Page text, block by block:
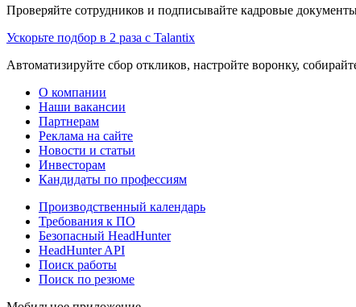
Проверяйте сотрудников и подписывайте кадровые
Ускорьте подбор в 2 раза с Talantix
Автоматизируйте сбор откликов, настройте воронку,
О компании
Наши вакансии
Партнерам
Реклама на сайте
Новости и статьи
Инвесторам
Кандидаты по профессиям
Производственный календарь
Требования к ПО
Безопасный HeadHunter
HeadHunter API
Поиск работы
Поиск по резюме